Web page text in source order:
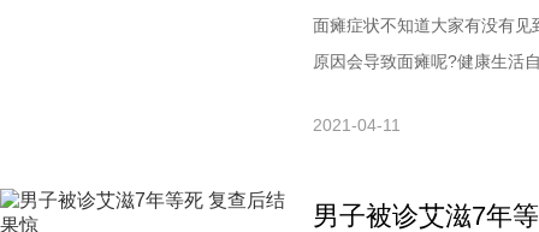
面瘫症状不知道大家有没有
原因会导致面瘫呢?健康生活
回了家。回到家后，刘女士
2021-04-11
男子被诊艾滋7年